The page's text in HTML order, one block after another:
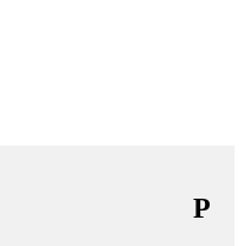
P